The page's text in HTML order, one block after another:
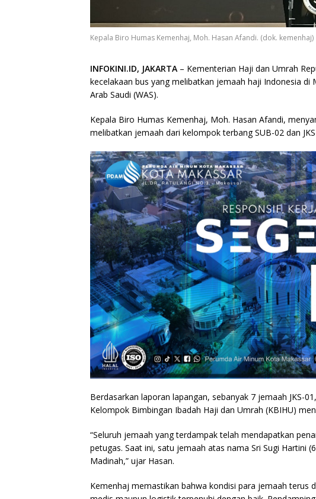
Kepala Biro Humas Kemenhaj, Moh. Hasan Afandi. (dok. kemenhaj)
INFOKINI.ID, JAKARTA – Kementerian Haji dan Umrah
kecelakaan bus yang melibatkan jemaah haji Indonesia di
Arab Saudi (WAS).
Kepala Biro Humas Kemenhaj, Moh. Hasan Afandi,
melibatkan jemaah dari kelompok terbang SUB-02 dan
Berdasarkan laporan lapangan, sebanyak 7 jemaah JKS-
Kelompok Bimbingan Ibadah Haji dan Umrah (KBIHU)
“Seluruh jemaah yang terdampak telah mendapatkan
petugas. Saat ini, satu jemaah atas nama Sri Sugi Hartini
Madinah,” ujar Hasan.
Kemenhaj memastikan bahwa kondisi para jemaah terus